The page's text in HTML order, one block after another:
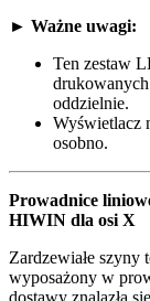
► Ważne uwagi:
Ten zestaw
oddzielnie.
Wyświetlacz
osobno.
Prowadnice
HIWIN dla osi X
Zardzewiałe szyny
wyposażony w
dostawy znalazła